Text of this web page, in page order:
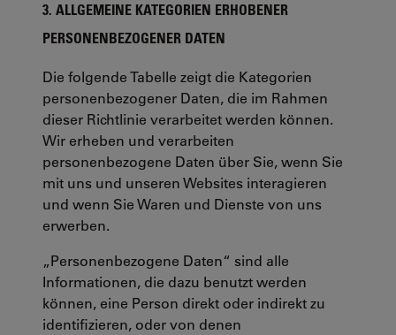
3. ALLGEMEINE KATEGORIEN ERHOBENER
PERSONENBEZOGENER DATEN
Die folgende Tabelle zeigt die Kategorien
personenbezogener Daten, die im Rahmen
dieser Richtlinie verarbeitet werden können.
Wir erheben und verarbeiten
personenbezogene Daten über Sie, wenn Sie
mit uns und unseren Websites interagieren
und wenn Sie Waren und Dienste von uns
erwerben.
„Personenbezogene Daten“ sind alle
Informationen, die dazu benutzt werden
können, eine Person direkt oder indirekt zu
identifizieren, oder von denen